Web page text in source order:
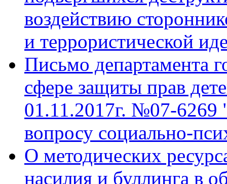
воздействию
и террористической
Письмо департамента
сфере защиты прав
01.11.2017г. №07-6269
вопросу социально-
О методических
насилия и буллинга в